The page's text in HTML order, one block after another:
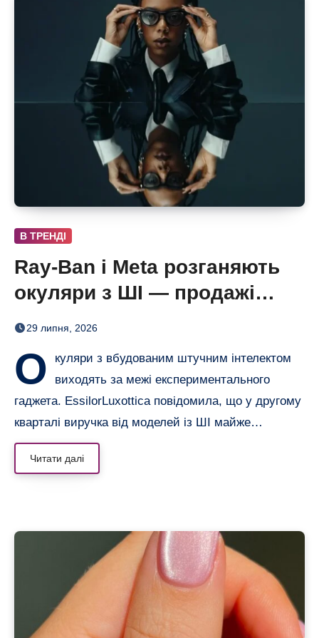
В ТРЕНДІ
Ray-Ban і Meta розганяють
окуляри з ШІ — продажі
майже подвоїлися
29 липня, 2026
О
куляри з вбудованим штучним інтелектом
виходять за межі експериментального
гаджета. EssilorLuxottica повідомила, що у другому
кварталі виручка від моделей із ШІ майже…
Читати далі